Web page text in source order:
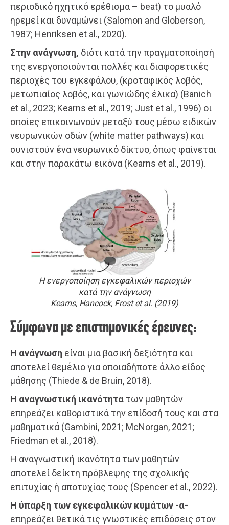
περιοδικό ηχητικό ερέθισμα – beat) το μυαλό
ηρεμεί και δυναμώνει (Salomon and Globerson,
1987; Henriksen et al., 2020).
Στην ανάγνωση, διότι κατά την πραγματοποίησή
της ενεργοποιούνται πολλές και διαφορετικές
περιοχές του εγκεφάλου, (κροταφικός λοβός,
μετωπιαίος λοβός, και γωνιώδης έλικα) (Banich
et al., 2023; Kearns et al., 2019; Just et al., 1996) οι
οποίες επικοινωνούν μεταξύ τους μέσω ειδικών
νευρωνικών οδών (white matter pathways) και
συνιστούν ένα νευρωνικό δίκτυο, όπως φαίνεται
και στην παρακάτω εικόνα (Kearns et al., 2019).
Η ενεργοποίηση εγκεφαλικών περιοχών
κατά την ανάγνωση
Kearns, Hancock, Frost et al. (2019)
Σύμφωνα με επιστημονικές έρευνες:
Η ανάγνωση είναι μια βασική δεξιότητα και
αποτελεί θεμέλιο για οποιαδήποτε άλλο είδος
μάθησης (Thiede & de Bruin, 2018).
Η αναγνωστική ικανότητα των μαθητών
επηρεάζει καθοριστικά την επίδοσή τους και στα
μαθηματικά (Gambini, 2021; McNorgan, 2021;
Friedman et al., 2018).
Η αναγνωστική ικανότητα των μαθητών
αποτελεί δείκτη πρόβλεψης της σχολικής
επιτυχίας ή αποτυχίας τους (Spencer et al., 2022).
Η ύπαρξη των εγκεφαλικών κυμάτων -α-
επηρεάζει θετικά τις γνωστικές επιδόσεις στον